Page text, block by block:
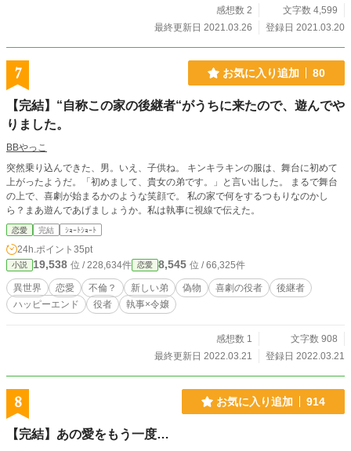
感想数 2
文字数 4,599
最終更新日 2021.03.26
登録日 2021.03.20
7 お気に入り追加 80
【完結】“自称この家の後継者“がうちに来たので、遊んでや
りました。
BBやっこ
突然乗り込んできた、男。いえ、子供ね。 キンキラキンの服は、舞台に初めて
上がったようだ。「初めまして、貴女の弟です。」と言い出した。 まるで舞台
の上で、喜劇が始まるかのような笑顔で。 私の家で何をするつもりなのかし
ら？まあ遊んであげましょうか。私は執事に視線で伝えた。
恋愛 完結 ｼｮｰﾄｼｮｰﾄ
24h.ポイント 35pt
小説 19,538 位 / 228,634件 恋愛 8,545 位 / 66,325件
異世界 恋愛 不倫？ 新しい弟 偽物 喜劇の役者
後継者
ハッピーエンド
役者 執事×令嬢
感想数 1
文字数 908
最終更新日 2022.03.21
登録日 2022.03.21
8 お気に入り追加 914
【完結】あの愛をもう一度…